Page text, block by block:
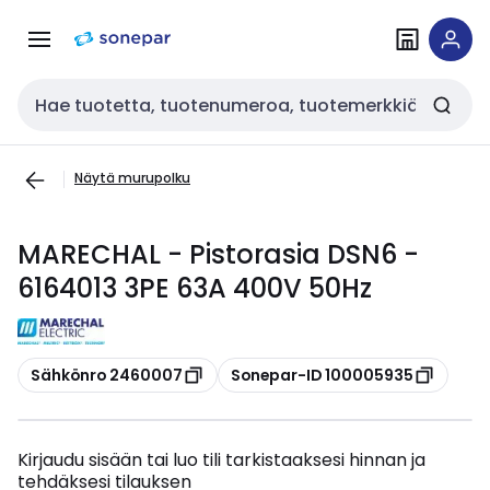
navigointiinsisältöön
Haku
Näytä murupolku
MARECHAL - Pistorasia DSN6 -
6164013 3PE 63A 400V 50Hz
Kopioi
Sähkönro 2460007 Kopioi
Sonepar-ID 100005935
Kirjaudu sisään tai luo tili tarkistaaksesi hinnan ja
tehdäksesi tilauksen